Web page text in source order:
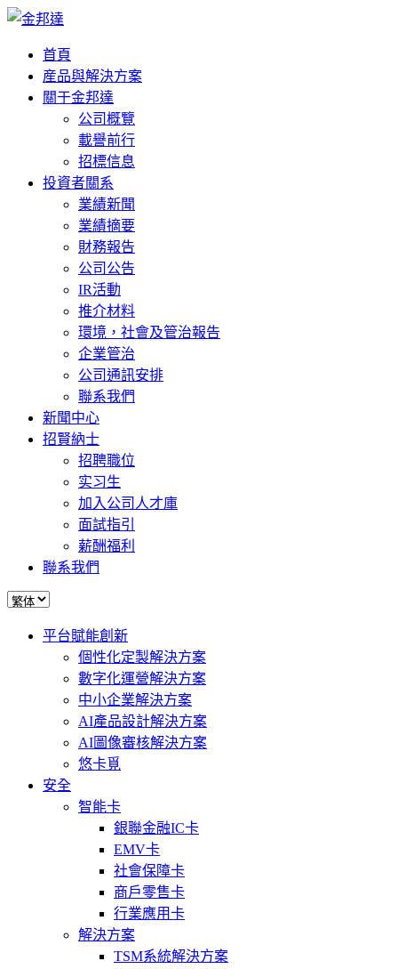
首頁
産品與解決方案
關于金邦達
公司概覽
載譽前行
招標信息
投資者關系
業績新聞
業績摘要
財務報告
公司公告
IR活動
推介材料
環境，社會及管治報告
企業管治
公司通訊安排
聯系我們
新聞中心
招賢納士
招聘職位
实习生
加入公司人才庫
面試指引
薪酬福利
聯系我們
平台賦能創新
個性化定製解決方案
數字化運營解決方案
中小企業解決方案
AI產品設計解決方案
AI圖像審核解決方案
悠卡覓
安全
智能卡
銀聯金融IC卡
EMV卡
社會保障卡
商戶零售卡
行業應用卡
解決方案
TSM系統解決方案